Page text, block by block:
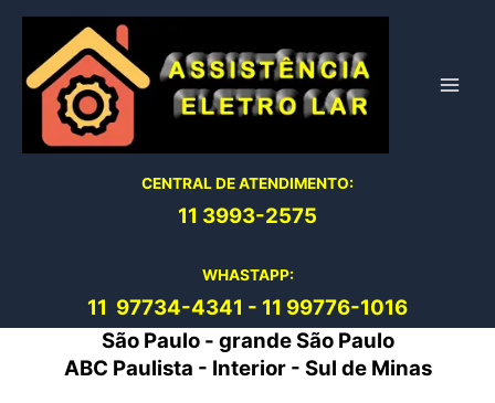
conteúdo
CENTRAL DE ATENDIMENTO:
11 3993-2575
WHASTAPP:
11 97734-4341 - 11 99776-1016
São Paulo - grande São Paulo
ABC Paulista - Interior - Sul de Minas